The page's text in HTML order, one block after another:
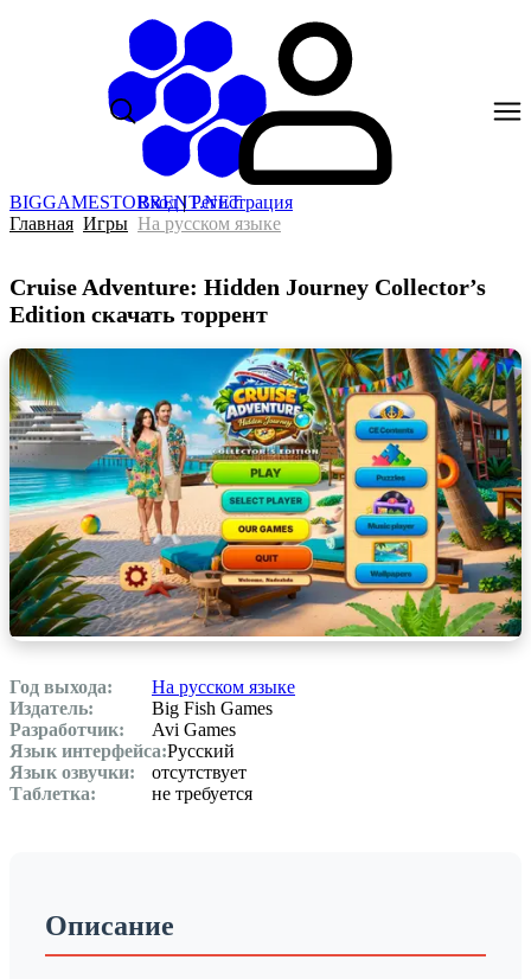
BIGGAMESTORRENT.NET
Вход|Регистрация
Главная Игры На русском языке
Cruise Adventure: Hidden Journey Collector’s
Edition скачать торрент
Год выхода:
На русском языке
Издатель:
Big Fish Games
Разработчик:
Avi Games
Язык интерфейса:Русский
Язык озвучки:
отсутствует
Таблетка:
не требуется
Описание